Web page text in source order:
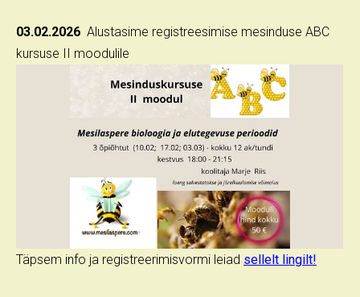
03.02.2026 Alustasime registreesimise mesinduse ABC
kursuse II moodulile
Täpsem info ja registreerimisvormi leiad sellelt lingilt!